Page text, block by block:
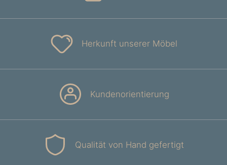
Herkunft unserer Möbel
Kundenorientierung
Qualität von Hand gefertigt